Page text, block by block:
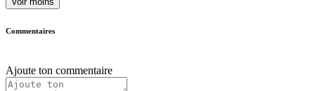
Commentaires
Ajoute ton commentaire